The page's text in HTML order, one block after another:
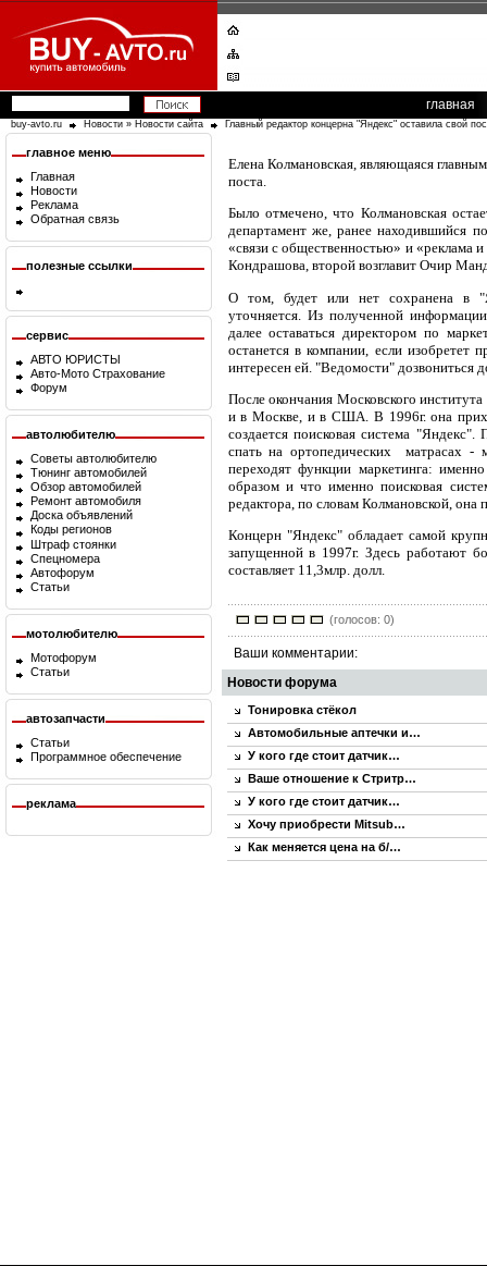
главная
buy-avto.ru Новости » Новости сайта Главный редактор концерна "Яндекс" оставила свой
главное меню
Главная
Новости
Реклама
Обратная связь
полезные ссылки
сервис
АВТО ЮРИСТЫ
Авто-Мото Страхование
Форум
автолюбителю
Советы автолюбителю
Тюнинг автомобилей
Обзор автомобилей
Ремонт автомобиля
Доска объявлений
Коды регионов
Штраф стоянки
Спецномера
Автофорум
Статьи
мотолюбителю
Мотофорум
Статьи
автозапчасти
Статьи
Программное обеспечение
реклама
Елена Колмановская, являющаяся
поста.
Было отмечено, что Колмановская
департамент же, ранее находившийся
«связи с общественностью» и «реклама
Кондрашова, второй возглавит Очир
О том, будет или нет сохранена в
уточняется. Из полученной
далее оставаться директором по
останется в компании, если изобретет
интересен ей. "Ведомости" дозвониться
После окончания Московского
и в Москве, и в США. В 1996г. она
создается поисковая система "Яндекс".
спать на ортопедических матрасах -
переходят функции маркетинга:
образом и что именно поисковая
редактора, по словам Колмановской, она
Концерн "Яндекс" обладает самой
запущенной в 1997г. Здесь работают
составляет 11,3млр. долл.
(голосов: 0)
Ваши комментарии:
Новости форума
Тонировка стёкол
Автомобильные аптечки и…
У кого где стоит датчик…
Ваше отношение к Стритр…
У кого где стоит датчик…
Хочу приобрести Mitsub…
Как меняется цена на б/…